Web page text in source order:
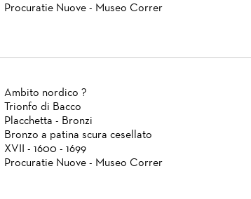
Procuratie Nuove - Museo Correr
Ambito nordico ?
Trionfo di Bacco
Placchetta - Bronzi
Bronzo a patina scura cesellato
XVII - 1600 - 1699
Procuratie Nuove - Museo Correr